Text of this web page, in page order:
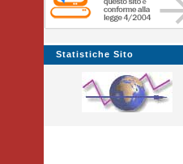
Statistiche Sito